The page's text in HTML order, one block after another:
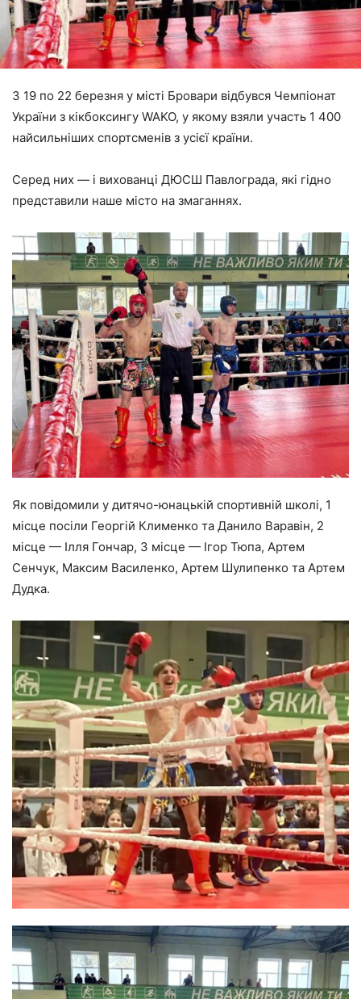
З 19 по 22 березня у місті Бровари відбувся Чемпіонат
України з кікбоксингу WAKO, у якому взяли участь 1 400
найсильніших спортсменів з усієї країни.
Серед них — і вихованці ДЮСШ Павлограда, які гідно
представили наше місто на змаганнях.
Як повідомили у дитячо-юнацькій спортивній школі, 1
місце посіли Георгій Клименко та Данило Варавін, 2
місце — Ілля Гончар, 3 місце — Ігор Тюпа, Артем
Сенчук, Максим Василенко, Артем Шулипенко та Артем
Дудка.